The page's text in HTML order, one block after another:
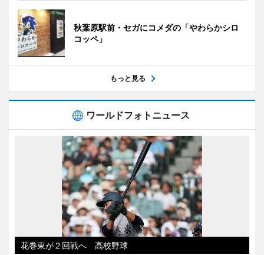
秋葉原駅前・セガにコメダの「やわらかシロ
コッペ」
もっと見る
ワールドフォトニュース
花巻東が２回戦へ 高校野球